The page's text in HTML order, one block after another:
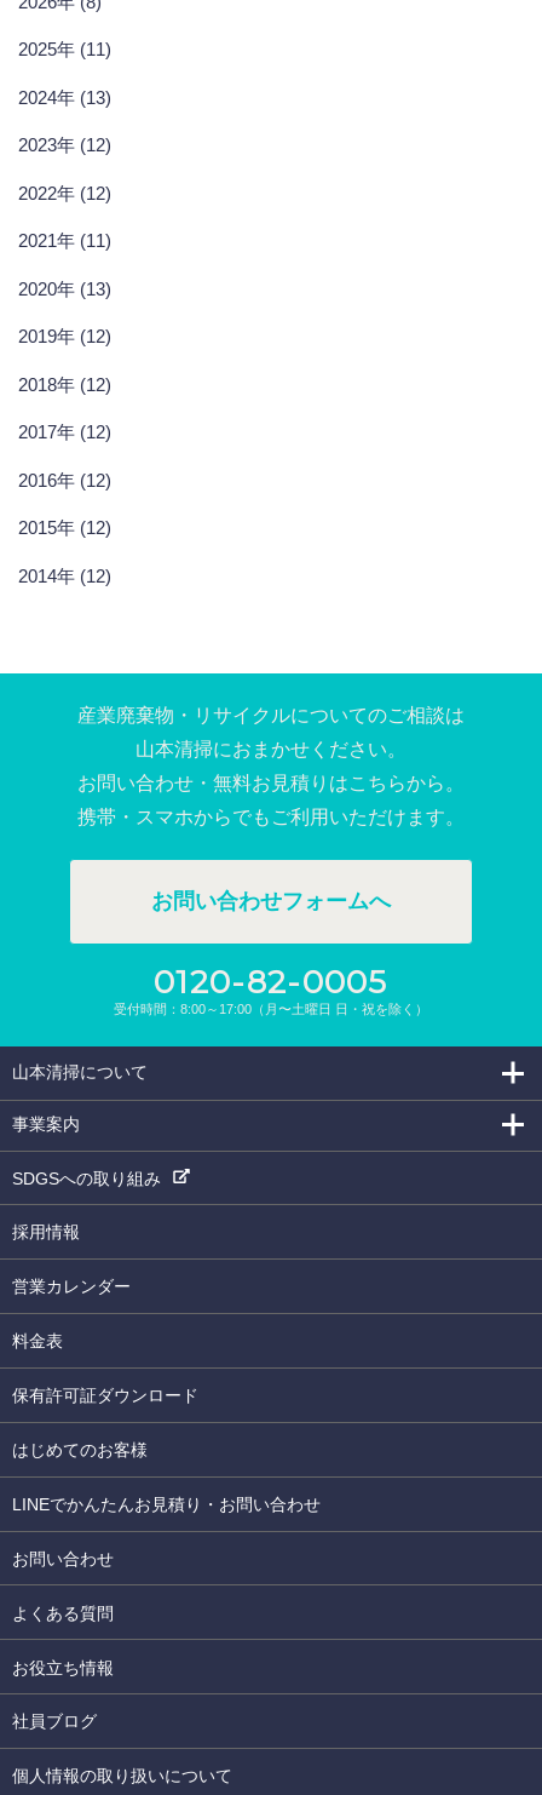
2025年 (11)
2024年 (13)
2023年 (12)
2022年 (12)
2021年 (11)
2020年 (13)
2019年 (12)
2018年 (12)
2017年 (12)
2016年 (12)
2015年 (12)
2014年 (12)
産業廃棄物・リサイクルについてのご相談は
⼭本清掃におまかせください。
お問い合わせ・無料お⾒積りはこちらから。
携帯・スマホからでもご利⽤いただけます。
お問い合わせフォームへ
0120-82-0005
受付時間：8:00～17:00（月〜土曜日 日・祝を除く）
山本清掃について
事業案内
SDGSへの取り組み
採用情報
営業カレンダー
料金表
保有許可証ダウンロード
はじめてのお客様
LINEでかんたんお見積り・お問い合わせ
お問い合わせ
よくある質問
お役立ち情報
社員ブログ
個人情報の取り扱いについて